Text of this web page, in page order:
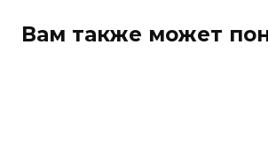
Вам также может